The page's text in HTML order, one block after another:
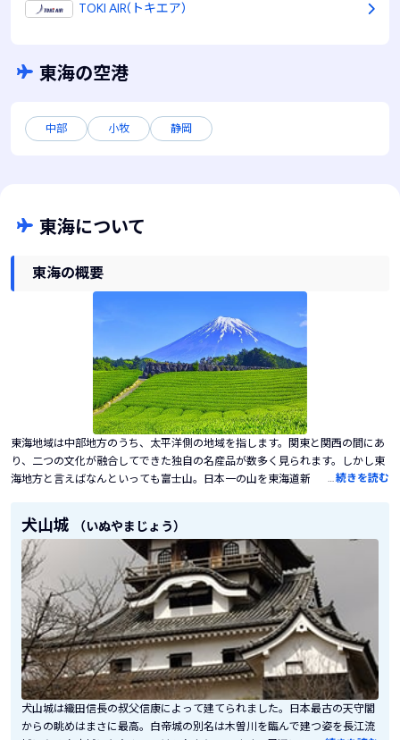
TOKI AIR(トキエア)
東海の空港
中部 小牧 静岡
東海について
東海の概要
東海地域は中部地方のうち、太平洋側の地域を指します。関東と関西の間にあ
り、二つの文化が融合してできた独自の名産品が数多く見られます。しかし東
海地方と言えばなんといっても富士山。日本一の山を東海道新幹線の車窓から
士山頂をめざしてトレッキングを開始したり、富士山が目前に迫るありがた～
い景観を楽しめる温泉に立ち寄ってみましょう！
…続きを読む
犬山城 （いぬやまじょう）
犬山城は織田信長の叔父信康によって建てられました。日本最古の天守閣
からの眺めはまさに最高。白帝城の別名は木曽川を臨んで建つ姿を長江流